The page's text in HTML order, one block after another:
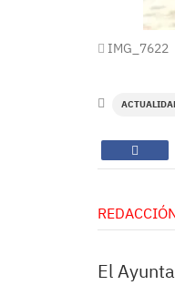
IMG_7622
El